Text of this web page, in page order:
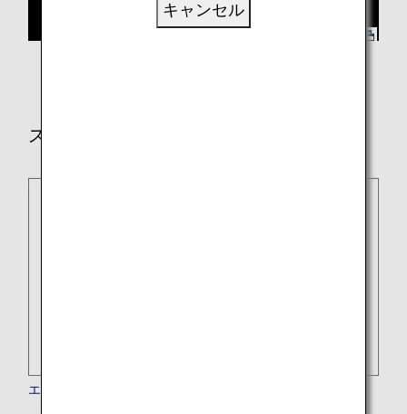
スター アライアンス加盟航空会社
エーゲ航空
キャンセル